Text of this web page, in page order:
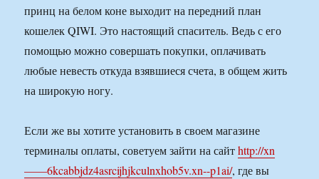
принц на белом коне выходит на передний план
кошелек QIWI. Это настоящий спаситель. Ведь с его
помощью можно совершать покупки, оплачивать
любые невесть откуда взявшиеся счета, в общем жить
на широкую ногу.
Если же вы хотите установить в своем магазине
терминалы оплаты, советуем зайти на сайтhttp://xn
——6kcabbjdz4asrcijhjkculnxhob5v.xn--p1ai/, где вы